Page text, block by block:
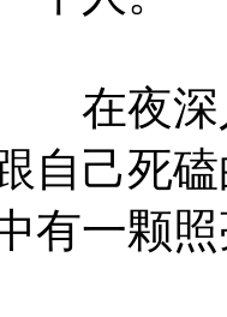
在夜深人
自己死
有一颗